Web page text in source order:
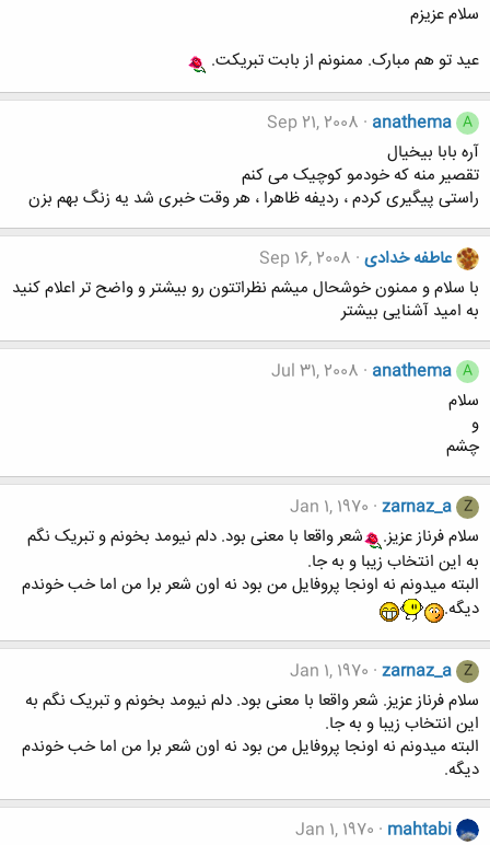
سلام عزيزم
عيد تو هم مبارک. ممنونم از بابت تبريکت.
A
anathema
Sep 21, 2008
آره بابا بيخيال
تقصير منه که خودمو کوچيک می کنم
راستی پيگيری کردم ، رديفه ظاهرا ، هر وقت خبری شد يه زنگ بهم بزن
عاطفه خدادی Sep 16, 2008
با سلام و ممنون خوشحال میشم نظراتتون رو بیشتر و واضح تر اعلام کنید
به امید آشنایی بیشتر
A
anathema
Jul 31, 2008
سلام
و
چشم
Z
zarnaz_a
Jan 1, 1970
سلام فرناز عزیز.
شعر واقعا با معنی بود. دلم نیومد بخونم و تبریک نگم
به این انتخاب زیبا و به جا.
البته میدونم نه اونجا پروفایل من بود نه اون شعر برا من اما خب خوندم
دیگه.
Z
zarnaz_a
Jan 1, 1970
سلام فرناز عزیز. شعر واقعا با معنی بود. دلم نیومد بخونم و تبریک نگم به
این انتخاب زیبا و به جا.
البته میدونم نه اونجا پروفایل من بود نه اون شعر برا من اما خب خوندم
دیگه.
mahtabi
Jan 1, 1970